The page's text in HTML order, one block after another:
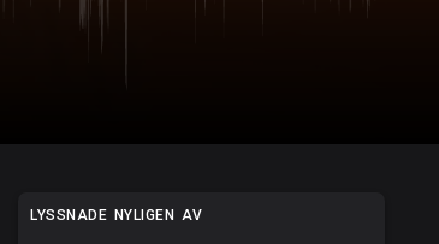
LYSSNADE NYLIGEN AV